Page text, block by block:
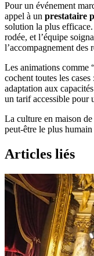
Pour un événement
appel à un prestataire
solution la plus
rodée, et l’équipe
l’accompagnement des
Les animations comme
cochent toutes les cases :
adaptation aux
un tarif accessible pour
La culture en maison de
peut-être le plus humain
Articles liés